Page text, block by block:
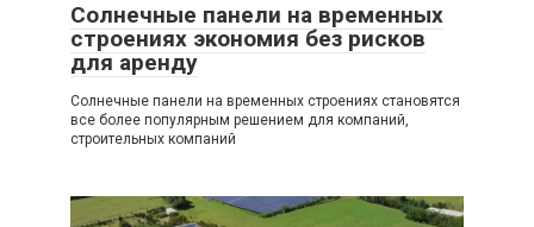
Солнечные панели на временных
строениях экономия без рисков
для аренду
Солнечные панели на временных строениях становятся
все более популярным решением для компаний,
строительных компаний